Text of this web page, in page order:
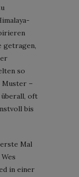
getragen,
so
Muster –
überall, oft
bis
Mal
in einer